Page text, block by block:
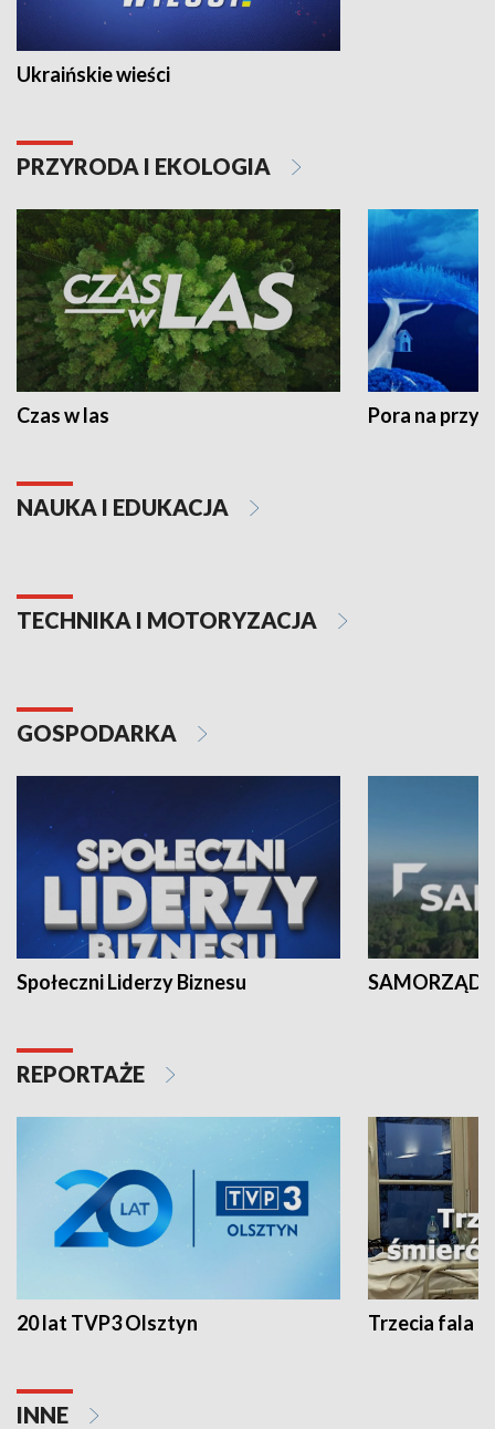
Ukraińskie wieści
PRZYRODA I EKOLOGIA
Czas w las Pora na
NAUKA I EDUKACJA
TECHNIKA I MOTORYZACJA
GOSPODARKA
Społeczni Liderzy Biznesu SAMORZĄD
REPORTAŻE
20 lat TVP3 Olsztyn Trzecia fala -
INNE